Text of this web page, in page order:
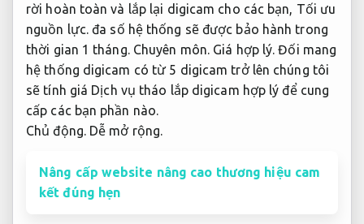
rời hoàn toàn và lắp lại digicam cho các bạn, Tối ưu
nguồn lực. đa số hệ thống sẽ được bảo hành trong
thời gian 1 tháng. Chuyên môn. Giá hợp lý. Đối mang
hệ thống digicam có từ 5 digicam trở lên chúng tôi
sẽ tính giá Dịch vụ tháo lắp digicam hợp lý để cung
cấp các bạn phần nào.
Chủ động. Dễ mở rộng.
Nâng cấp website nâng cao thương hiệu cam
kết đúng hẹn